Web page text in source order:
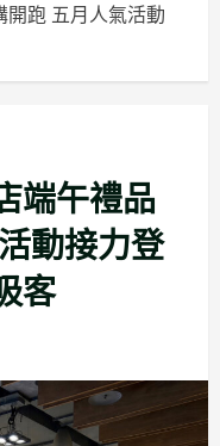
跑 五月人氣活動
端午禮品
動接力登
客